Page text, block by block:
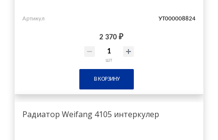
Артикул УТ000008824
2 370 ₽
шт
В КОРЗИНУ
Радиатор Weifang 4105 интеркулер